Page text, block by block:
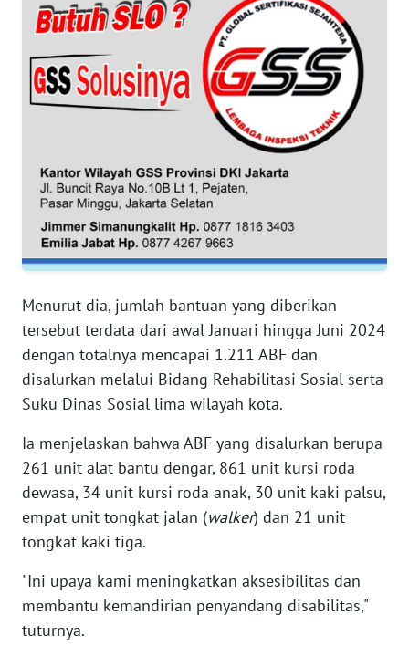
Menurut dia, jumlah bantuan yang diberikan
tersebut terdata dari awal Januari hingga Juni 2024
dengan totalnya mencapai 1.211 ABF dan
disalurkan melalui Bidang Rehabilitasi Sosial serta
Suku Dinas Sosial lima wilayah kota.
Ia menjelaskan bahwa ABF yang disalurkan berupa
261 unit alat bantu dengar, 861 unit kursi roda
dewasa, 34 unit kursi roda anak, 30 unit kaki palsu,
empat unit tongkat jalan (walker) dan 21 unit
tongkat kaki tiga.
"Ini upaya kami meningkatkan aksesibilitas dan
membantu kemandirian penyandang disabilitas,"
tuturnya.
NTT
WN
KEPRI
WN
PAPUA
BARAT
RIAU
SERAMBI
WN
SULTRA
WN
SULTENG